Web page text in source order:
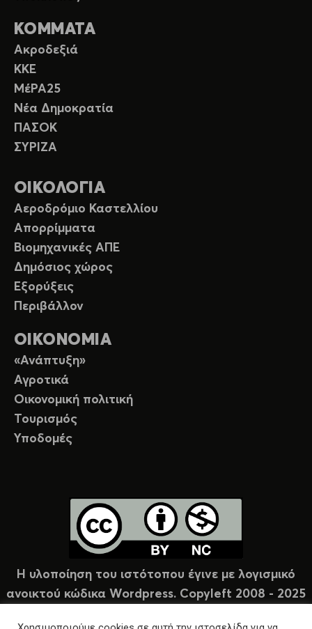
ΚΟΜΜΑΤΑ
Ακροδεξιά
ΚΚΕ
ΜέΡΑ25
Νέα Δημοκρατία
ΠΑΣΟΚ
ΣΥΡΙΖΑ
ΟΙΚΟΛΟΓΙΑ
Αεροδρόμιο Καστελλίου
Απορρίμματα
Βιομηχανικές ΑΠΕ
Δημόσιος χώρος
Εξορύξεις
Περιβάλλον
ΟΙΚΟΝΟΜΙΑ
«Ανάπτυξη»
Αγροτικά
Οικονομική πολιτική
Τουρισμός
Υποδομές
Η υλοποίηση του ιστότοπου έγινε με λογισμικό
ανοικτού κώδικα Wordpress. Copyleft 2008 - 2025